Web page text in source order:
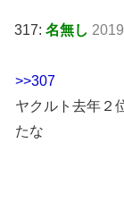
317: 名無し
>>307
ヤクルト去年２
たな